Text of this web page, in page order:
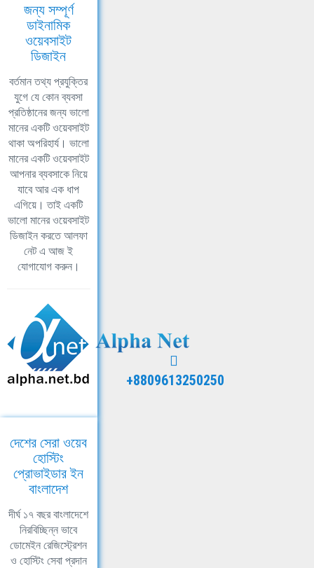
জন্য সম্পূর্ণ
ডাইনামিক
ওয়েবসাইট
ডিজাইন
বর্তমান তথ্য প্রযুক্তির
যুগে যে কোন ব্যবসা
প্রতিষ্ঠানের জন্য ভালো
মানের একটি ওয়েবসাইট
থাকা অপরিহার্য। ভালো
মানের একটি ওয়েবসাইট
আপনার ব্যবসাকে নিয়ে
যাবে আর এক ধাপ
এগিয়ে। তাই একটি
ভালো মানের ওয়েবসাইট
ডিজাইন করতে আলফা
নেট এ আজ ই
যোগাযোগ করুন।
+8809613250250
দেশের সেরা ওয়েব
হোস্টিং
প্রোভাইডার ইন
বাংলাদেশ
দীর্ঘ ১৭ বছর বাংলাদেশে
নিরবিচ্ছিন্ন ভাবে
ডোমেইন রেজিস্ট্রেশন
ও হোস্টিং সেবা প্রদান